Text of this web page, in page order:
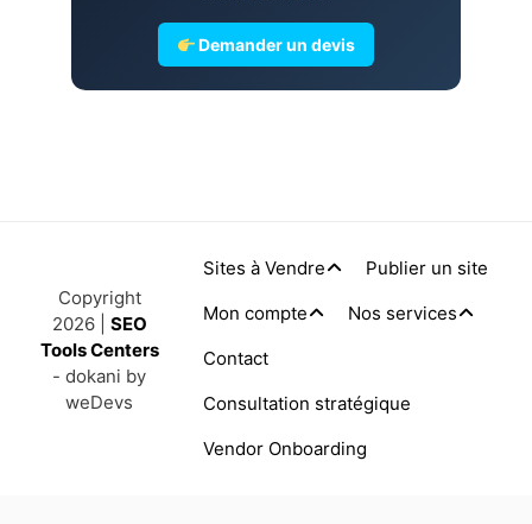
Demander un devis
Copyright
2026 | SEO
Tools Centers
- dokani by
weDevs
Sites à Vendre
Publier un site
Mon compte
Nos services
Contact
Consultation stratégique
Vendor Onboarding